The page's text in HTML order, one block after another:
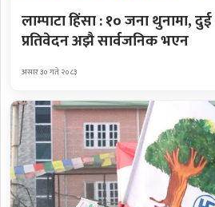
लाम्पाटा हिंसा : १० जना थुनामा,
प्रतिवेदन अझै सार्वजनिक भएन
असार ३० गते २०८३